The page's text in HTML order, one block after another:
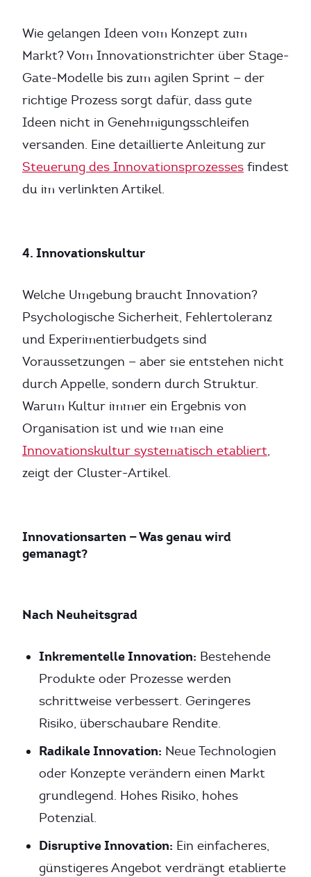
Wie gelangen Ideen vom Konzept zum
Markt? Vom Innovationstrichter über Stage-
Gate-Modelle bis zum agilen Sprint — der
richtige Prozess sorgt dafür, dass gute
Ideen nicht in Genehmigungsschleifen
versanden. Eine detaillierte Anleitung zur
Steuerung des Innovationsprozesses findest
du im verlinkten Artikel.
4. Innovationskultur
Welche Umgebung braucht Innovation?
Psychologische Sicherheit, Fehlertoleranz
und Experimentierbudgets sind
Voraussetzungen — aber sie entstehen nicht
durch Appelle, sondern durch Struktur.
Warum Kultur immer ein Ergebnis von
Organisation ist und wie man eine
Innovationskultur systematisch etabliert,
zeigt der Cluster-Artikel.
Innovationsarten — Was genau wird
gemanagt?
Nach Neuheitsgrad
Inkrementelle Innovation: Bestehende
Produkte oder Prozesse werden
schrittweise verbessert. Geringeres
Risiko, überschaubare Rendite.
Radikale Innovation: Neue Technologien
oder Konzepte verändern einen Markt
grundlegend. Hohes Risiko, hohes
Potenzial.
Disruptive Innovation: Ein einfacheres,
günstigeres Angebot verdrängt etablierte